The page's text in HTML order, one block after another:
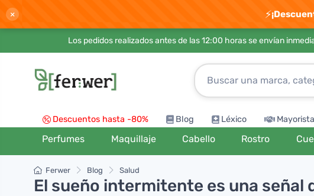
× ⚡
Los pedidos realizados antes de las 12:00 horas se envían
Descuentos hasta -80% Blog Léxico Mayorista
Perfumes Maquillaje Cabello Rostro
Ferwer Blog Salud
El sueño intermitente es una señal